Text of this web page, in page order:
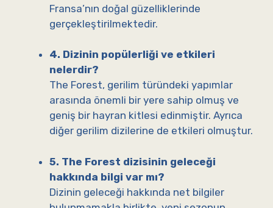
Fransa’nın doğal güzelliklerinde
gerçekleştirilmektedir.
4. Dizinin popülerliği ve etkileri
nelerdir?
The Forest, gerilim türündeki yapımlar
arasında önemli bir yere sahip olmuş ve
geniş bir hayran kitlesi edinmiştir. Ayrıca
diğer gerilim dizilerine de etkileri olmuştur.
5. The Forest dizisinin geleceği
hakkında bilgi var mı?
Dizinin geleceği hakkında net bilgiler